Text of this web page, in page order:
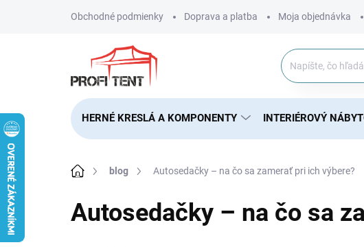
Obchodné podmienky Doprava a platba Moja objednávka
HERNÉ KRESLÁ A KOMPONENTY INTERIÉROVÝ
Domovblog Autosedačky – na čo sa zamerať pri ich výbere?
Autosedačky – na čo sa